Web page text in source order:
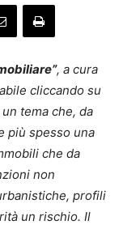
, a cura
cliccando su
tema che, da
più spesso una
che da
non
profili
un rischio. Il